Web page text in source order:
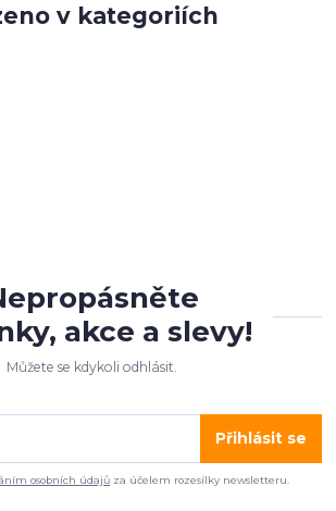
v kategoriích
akce a slevy!
Můžete se kdykoli odhlásit.
Přihlásit se
osobních údajů za účelem rozesílky newsletteru.